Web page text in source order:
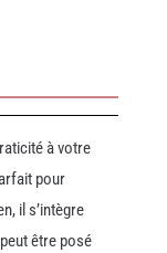
à votre
pour
il s’intègre
être posé